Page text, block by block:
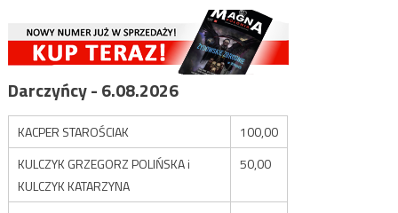
Darczyńcy - 6.08.2026
KACPER STAROŚCIAK
100,00
KULCZYK GRZEGORZ POLIŃSKA i
KULCZYK KATARZYNA
50,00